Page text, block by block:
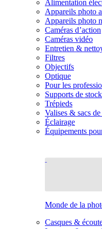
Alimentation
Appareils photo
Appareils photo
Caméras d’action
Caméras vidéo
Entretien &
Filtres
Objectifs
Optique
Pour les
Supports de
Trépieds
Valises & sacs
Éclairage
Équipements
Monde de la
Casques &